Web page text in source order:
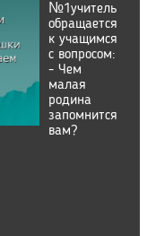
№1учитель
обращается
к учащимся
с вопросом:
- Чем
малая
родина
запомнится
вам?